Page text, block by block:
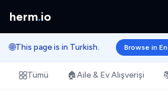
herm.io
🌐This page is in Turkish. Browse in
Tümü 🏠Aile & Ev Alışverişi